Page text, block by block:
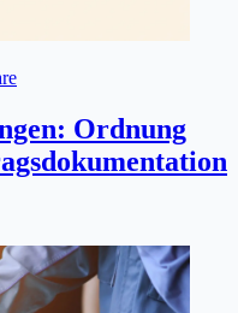
Ordnung